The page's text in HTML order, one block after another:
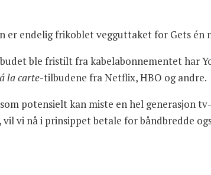
endelig frikoblet vegguttaket for Gets én
ble fristilt fra kabelabonnementet har
á la carte-tilbudene fra Netflix, HBO og andre.
potensielt kan miste en hel generasjon
vi nå i prinsippet betale for båndbredde